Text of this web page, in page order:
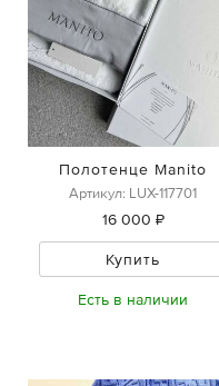
Полотенце Manito
Артикул: LUX-117701
16 000 ₽
Купить
Есть в наличии